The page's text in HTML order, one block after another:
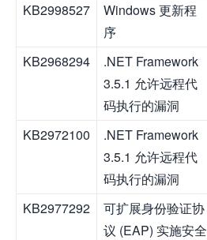
KB2998527
Windows 更新程
序
KB2968294
.NET Framework
3.5.1 允许远程代
码执行的漏洞
KB2972100
.NET Framework
3.5.1 允许远程代
码执行的漏洞
KB2977292
可扩展身份验证协
议 (EAP) 实施安全